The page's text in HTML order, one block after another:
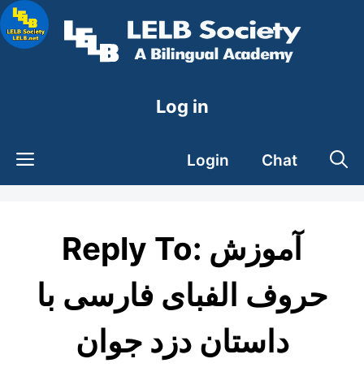
Skip
to
Log in
Login Chat
Reply To: آموزش
حروف الفبای فارسی با
داستان دزد جوان